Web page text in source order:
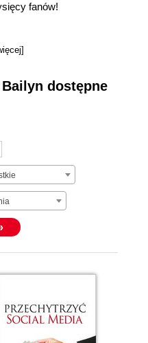
fanów!
dostępne